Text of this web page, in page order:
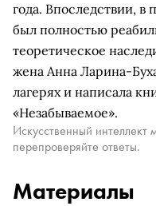
года. Впоследствии, в
был полностью
теоретическое
жена Анна Ларина-
лагерях и написала
«Незабываемое».
Искусственный
перепроверяйте ответы.
Материалы